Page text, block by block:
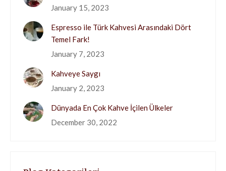
January 15, 2023
Espresso ile Türk Kahvesi Arasındaki Dört
Temel Fark!
January 7, 2023
Kahveye Saygı
January 2, 2023
Dünyada En Çok Kahve İçilen Ülkeler
December 30, 2022